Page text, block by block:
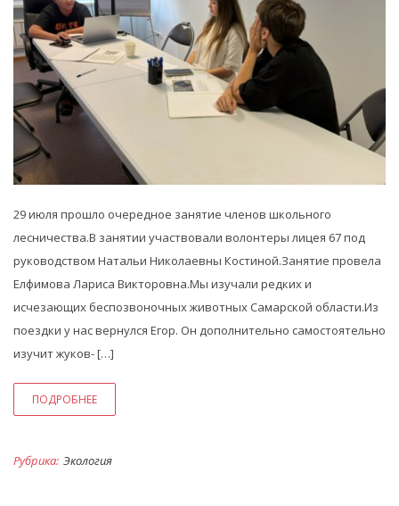
29 июля прошло очередное занятие членов школьного
лесничества.В занятии участвовали волонтеры лицея 67 под
руководством Натальи Николаевны Костиной.Занятие провела
Елфимова Лариса Викторовна.Мы изучали редких и
исчезающих беспозвоночных животных Самарской области.Из
поездки у нас вернулся Егор. Он дополнительно самостоятельно
изучит жуков- […]
ПОДРОБНЕЕ
Рубрика: Экология